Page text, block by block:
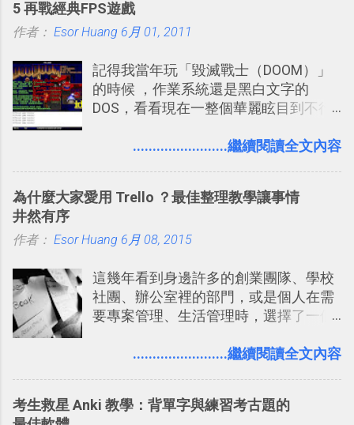
很想試試看是否能加入短評，或者對於
電腦玩物介紹過的資訊作補充，讓我的
的 碎碎念版電腦玩物 。不過你不需要像
我這麼認真，因為 我也很喜歡在Twitter
上面看到各種突如其來的生活雜感、毫
好像把大家的生活用一種很自然無隔
Twitter的服務目前並不少見，台灣
Twitter型服務，而最近一向簡約的
天推出的「 Twitter Blocks 」更是一個
值得一玩的3D視覺化功能，下面就來分
享一下我玩這個新功能的一些感想。
Twitter Blocks：
蒐小誌： http://twitter.com/esorhjy
Twitter除了自顧自的碎碎念外，你可以
們的行程，也能幫我們安排時間。 其實
如果單從後面幾個「功能面」來看， 這
內建在我們的 Google 系統中，甚至大
多在 Android 與 iPhone 手機上都能使
用。
5 再戰經典FPS遊戲
作者： Esor Huang 6月 01, 2011
記得我當年玩「毀滅戰士（DOOM）」
的時候 ，作業系統還是黑白文字的
DOS，看看現在一整個華麗眩目到不行
過的第一款 FPS遊戲 （應該也是世界上
來看DOOM的畫面簡直慘不忍睹，但如
想必還是會有一番美好的回味。 還好我
Mozilla Demo Studio 」網站提供了讓技
術人員交流HTML、CSS、Javascript新
玩意的園地，而其中一個最新的作品，
一代的網頁版！ 這款「 DOOM on the
內，玩家可以免費上網通關！不過目前
........................繼續閱讀全文內容
為什麼大家愛用 Trello ？最佳整理教學讓事情
井然有序
作者： Esor Huang 6月 08, 2015
這幾年看到身邊許多的創業團隊、學校
社團、辦公室裡的部門，或是個人在需
要專案管理、生活管理時，選擇了一個
一個什麼樣的管理工具，讓這麼多人都
念」的管理教學文章： 把 Evernote 當
........................繼續閱讀全文內容
考生救星 Anki 教學：背單字與練習考古題的